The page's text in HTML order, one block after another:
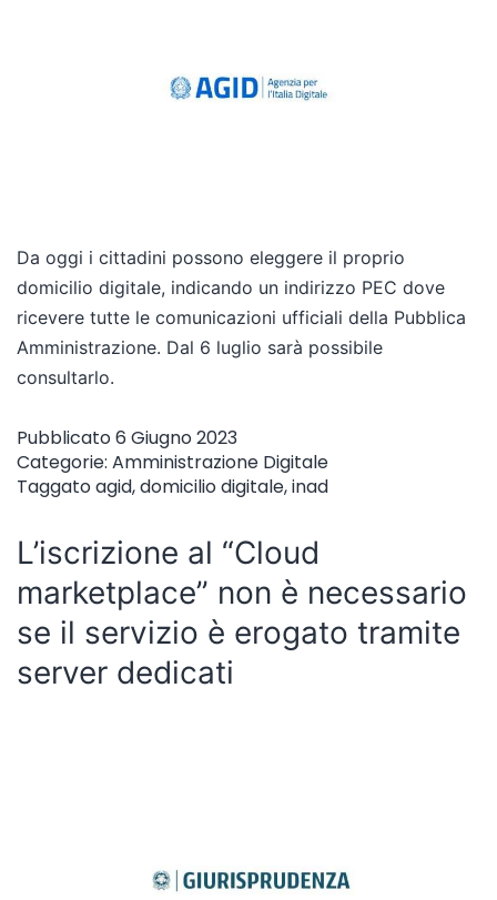
Da oggi i cittadini possono eleggere il proprio
domicilio digitale, indicando un indirizzo PEC dove
ricevere tutte le comunicazioni ufficiali della Pubblica
Amministrazione. Dal 6 luglio sarà possibile
consultarlo.
Pubblicato6 Giugno 2023
Categorie: Amministrazione Digitale
Taggatoagid,domicilio digitale,inad
L’iscrizione al “Cloud
marketplace” non è necessario
se il servizio è erogato tramite
server dedicati